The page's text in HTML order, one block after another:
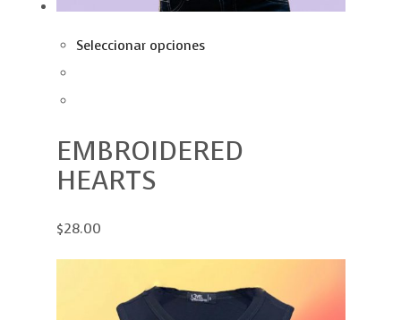
Seleccionar opciones
EMBROIDERED
HEARTS
$28.00